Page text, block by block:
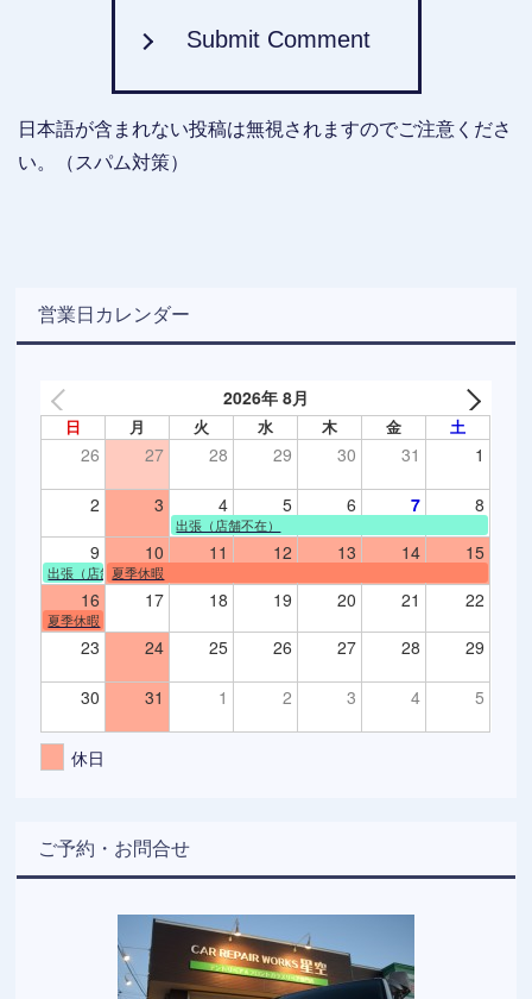
Submit Comment
日本語が含まれない投稿は無視されますのでご注意くださ
い。（スパム対策）
営業日カレンダー
2026年 8月
日 月 火 水 木 金 土
26 27 28 29 30 31 1
2 3 4 5 6 7 8
出張（店舗不在）
9 10 11 12 13 14 15
出張（店舗不在）
夏季休暇
16 17 18 19 20 21 22
夏季休暇
23 24 25 26 27 28 29
30 31 1 2 3 4 5
休日
ご予約・お問合せ